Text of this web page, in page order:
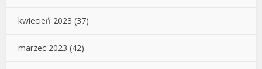
kwiecień 2023 (37)
marzec 2023 (42)